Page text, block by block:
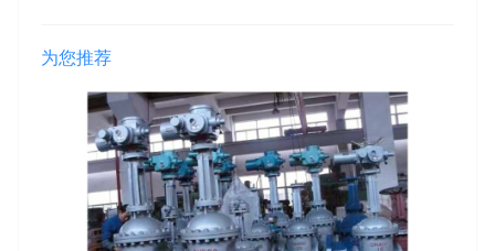
为您推荐